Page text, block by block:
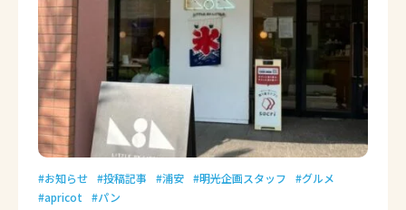
お知らせ 投稿記事 浦安 明光企画スタッフ
グルメ
apricot
パン